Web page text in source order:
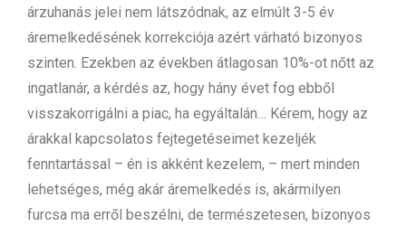
árzuhanás jelei nem látszódnak, az elmúlt 3-5 év
áremelkedésének korrekciója azért várható bizonyos
szinten. Ezekben az években átlagosan 10%-ot nőtt az
ingatlanár, a kérdés az, hogy hány évet fog ebből
visszakorrigálni a piac, ha egyáltalán… Kérem, hogy az
árakkal kapcsolatos fejtegetéseimet kezeljék
fenntartással – én is akként kezelem, – mert minden
lehetséges, még akár áremelkedés is, akármilyen
furcsa ma erről beszélni, de természetesen, bizonyos